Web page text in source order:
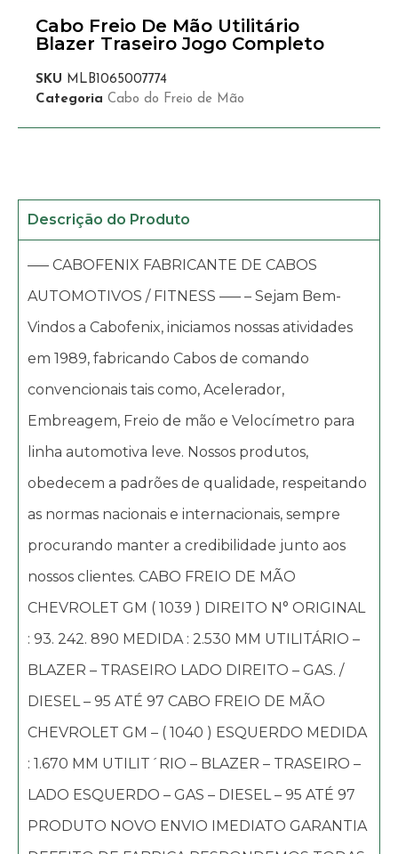
Cabo Freio De Mão Utilitário
Blazer Traseiro Jogo Completo
SKU MLB1065007774
Categoria Cabo do Freio de Mão
Descrição do Produto
—– CABOFENIX FABRICANTE DE CABOS
AUTOMOTIVOS / FITNESS —– – Sejam Bem-
Vindos a Cabofenix, iniciamos nossas atividades
em 1989, fabricando Cabos de comando
convencionais tais como, Acelerador,
Embreagem, Freio de mão e Velocímetro para
linha automotiva leve. Nossos produtos,
obedecem a padrões de qualidade, respeitando
as normas nacionais e internacionais, sempre
procurando manter a credibilidade junto aos
nossos clientes. CABO FREIO DE MÃO
CHEVROLET GM ( 1039 ) DIREITO N° ORIGINAL
: 93. 242. 890 MEDIDA : 2.530 MM UTILITÁRIO –
BLAZER – TRASEIRO LADO DIREITO – GAS. /
DIESEL – 95 ATÉ 97 CABO FREIO DE MÃO
CHEVROLET GM – ( 1040 ) ESQUERDO MEDIDA
: 1.670 MM UTILIT´RIO – BLAZER – TRASEIRO –
LADO ESQUERDO – GAS – DIESEL – 95 ATÉ 97
PRODUTO NOVO ENVIO IMEDIATO GARANTIA